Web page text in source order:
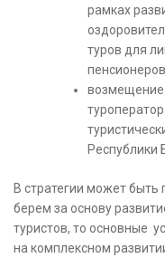
рамках
туров для
возмещение
Республики
В стратегии может
берем за основу
туристов, то основные
на комплексном